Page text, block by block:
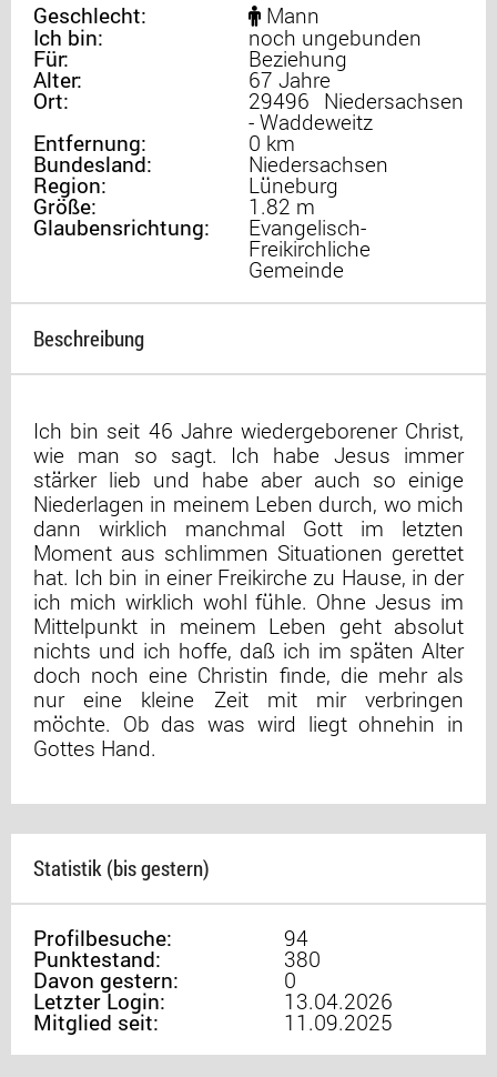
Geschlecht:
Mann
Ich bin:
noch ungebunden
Für: Beziehung
Alter: 67 Jahre
Ort: 29496 Niedersachsen
- Waddeweitz
Entfernung: 0 km
Bundesland: Niedersachsen
Region: Lüneburg
Größe: 1.82 m
Glaubensrichtung: Evangelisch-
Freikirchliche
Gemeinde
Beschreibung
Ich bin seit 46 Jahre wiedergeborener Christ,
wie man so sagt. Ich habe Jesus immer
stärker lieb und habe aber auch so einige
Niederlagen in meinem Leben durch, wo mich
dann wirklich manchmal Gott im letzten
Moment aus schlimmen Situationen gerettet
hat. Ich bin in einer Freikirche zu Hause, in der
ich mich wirklich wohl fühle. Ohne Jesus im
Mittelpunkt in meinem Leben geht absolut
nichts und ich hoffe, daß ich im späten Alter
doch noch eine Christin finde, die mehr als
nur eine kleine Zeit mit mir verbringen
möchte. Ob das was wird liegt ohnehin in
Gottes Hand.
Statistik (bis gestern)
Profilbesuche: 94
Punktestand: 380
Davon gestern: 0
Letzter Login: 13.04.2026
Mitglied seit: 11.09.2025